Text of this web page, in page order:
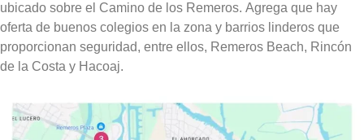
ubicado sobre el Camino de los Remeros. Agrega que hay
oferta de buenos colegios en la zona y barrios linderos que
proporcionan seguridad, entre ellos, Remeros Beach, Rincón
de la Costa y Hacoaj.